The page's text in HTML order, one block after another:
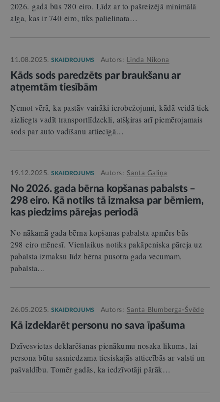
2026. gadā būs 780 eiro. Līdz ar to pašreizējā minimālā
alga, kas ir 740 eiro, tiks palielināta…
11.08.2025. SKAIDROJUMS Autors: Linda Ņikona
Kāds sods paredzēts par braukšanu ar
atņemtām tiesībām
Ņemot vērā, ka pastāv vairāki ierobežojumi, kādā veidā tiek
aizliegts vadīt transportlīdzekli, atšķiras arī piemērojamais
sods par auto vadīšanu attiecīgā…
19.12.2025. SKAIDROJUMS Autors: Santa Galiņa
No 2026. gada bērna kopšanas pabalsts –
298 eiro. Kā notiks tā izmaksa par bērniem,
kas piedzims pārejas periodā
No nākamā gada bērna kopšanas pabalsta apmērs būs
298 eiro mēnesī. Vienlaikus notiks pakāpeniska pāreja uz
pabalsta izmaksu līdz bērna pusotra gada vecumam,
pabalsta…
26.05.2025. SKAIDROJUMS Autors: Santa Blumberga-Švēde
Kā izdeklarēt personu no sava īpašuma
Dzīvesvietas deklarēšanas pienākumu nosaka likums, lai
persona būtu sasniedzama tiesiskajās attiecībās ar valsti un
pašvaldību. Tomēr gadās, ka iedzīvotāji pārāk…